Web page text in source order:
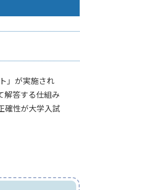
」が実施され
解答する仕組み
確性が大学入試